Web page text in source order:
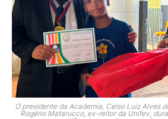
O presidente da Academia, Celso Luiz Alves
Rogério Matarucco, ex-reitor da Unifev,